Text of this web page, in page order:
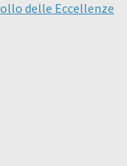
delle Eccellenze